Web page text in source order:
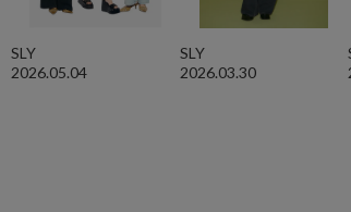
2026.05.04
SLY
2026.03.30
SLY